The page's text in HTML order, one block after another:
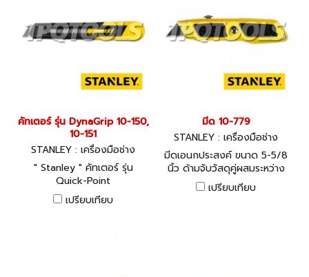
คัทเตอร์ รุ่น DynaGrip 10-150,
10-151
STANLEY : เครื่องมือช่าง
" Stanley " คัทเตอร์ รุ่น
Quick-Point
เปรียบเทียบ
มีด 10-779
STANLEY : เครื่องมือช่าง
มีดเอนกประสงค์ ขนาด 5-5/8
นิ้ว ด้ามจับวัสดุคู่ผสมระหว่าง
โลหะและยาง
เปรียบเทียบ